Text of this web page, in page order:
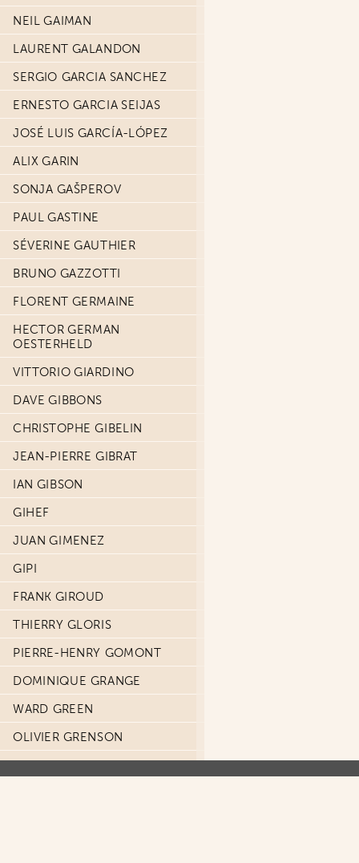
NEIL GAIMAN
LAURENT GALANDON
SERGIO GARCIA SANCHEZ
ERNESTO GARCIA SEIJAS
JOSÉ LUIS GARCÍA-LÓPEZ
ALIX GARIN
SONJA GAŠPEROV
PAUL GASTINE
SÉVERINE GAUTHIER
BRUNO GAZZOTTI
FLORENT GERMAINE
HECTOR GERMAN
OESTERHELD
VITTORIO GIARDINO
DAVE GIBBONS
CHRISTOPHE GIBELIN
JEAN-PIERRE GIBRAT
IAN GIBSON
GIHEF
JUAN GIMENEZ
GIPI
FRANK GIROUD
THIERRY GLORIS
PIERRE-HENRY GOMONT
DOMINIQUE GRANGE
WARD GREEN
OLIVIER GRENSON
GRIFFO